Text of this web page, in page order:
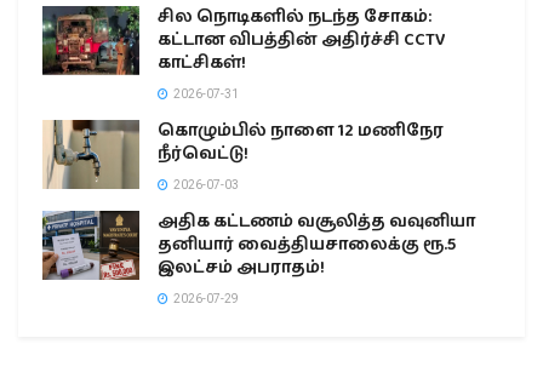
சில நொடிகளில் நடந்த சோகம்:
கட்டான விபத்தின் அதிர்ச்சி CCTV
காட்சிகள்!
2026-07-31
கொழும்பில் நாளை 12 மணிநேர
நீர்வெட்டு!
2026-07-03
அதிக கட்டணம் வசூலித்த வவுனியா
தனியார் வைத்தியசாலைக்கு ரூ.5
இலட்சம் அபராதம்!
2026-07-29